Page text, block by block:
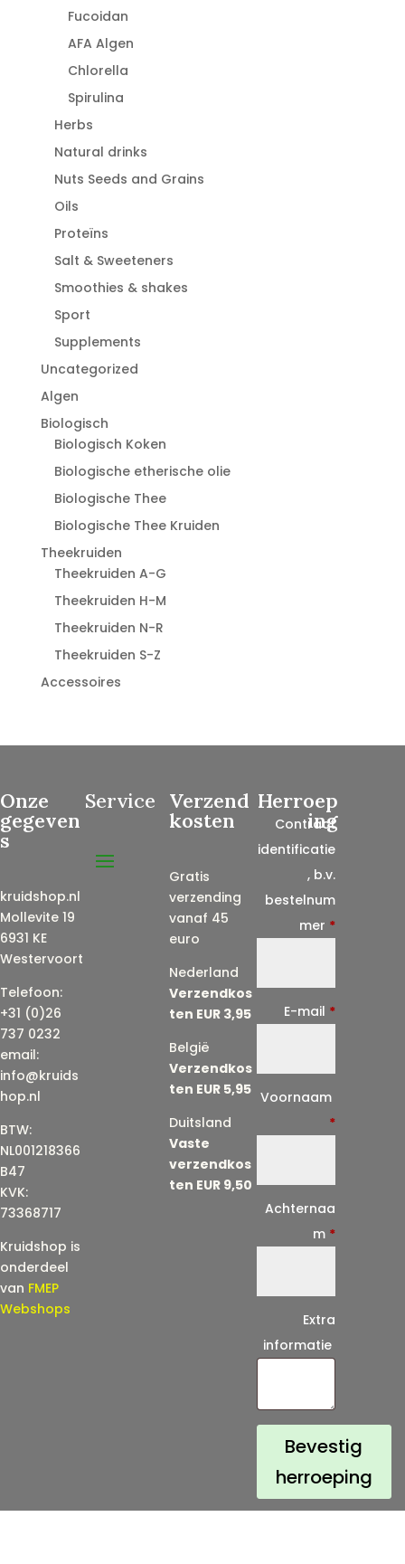
Fucoidan
AFA Algen
Chlorella
Spirulina
Herbs
Natural drinks
Nuts Seeds and Grains
Oils
Proteïns
Salt & Sweeteners
Smoothies & shakes
Sport
Supplements
Uncategorized
Algen
Biologisch
Biologisch Koken
Biologische etherische olie
Biologische Thee
Biologische Thee Kruiden
Theekruiden
Theekruiden A-G
Theekruiden H-M
Theekruiden N-R
Theekruiden S-Z
Accessoires
Onze
gegeven
s
kruidshop.nl
Mollevite 19
6931 KE
Westervoort
Telefoon:
+31 (0)26
737 0232
email:
info@kruids
hop.nl
BTW:
NL001218366
B47
KVK:
73368717
Kruidshop is
onderdeel
van FMEP
Webshops
Service Verzend
kosten
Gratis
verzending
vanaf 45
euro
Nederland
Verzendkos
ten EUR 3,95
België
Verzendkos
ten EUR 5,95
Duitsland
Vaste
verzendkos
ten EUR 9,50
Herroep
ing
Contract
identificatie
, b.v.
bestelnum
mer *
E-mail *
l
)
*
Voornaam
*
Achternaa
m *
Extra
informatie
Bevestig
herroeping